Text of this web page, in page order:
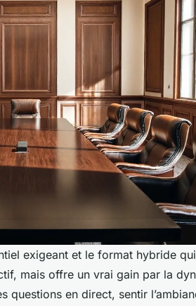
exigeant et le format hybride
mais offre un vrai gain par la
questions en direct, sentir